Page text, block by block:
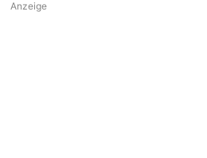
Anzeige